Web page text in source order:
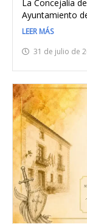
La Concejalía
Ayuntamiento
LEER MÁS
31 de julio de